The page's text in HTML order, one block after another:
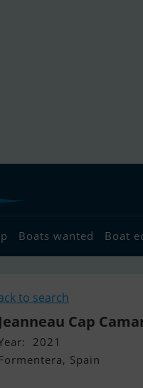
Boats wanted Boat
to search
Jeanneau Cap
2021
Spain